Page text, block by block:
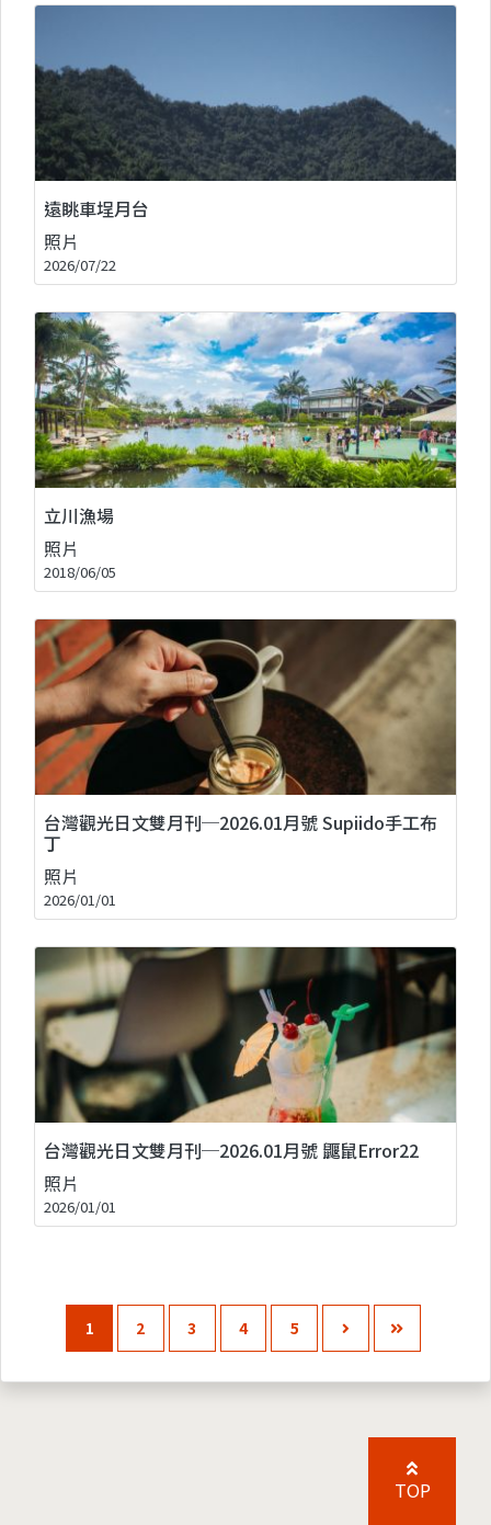
遠眺車埕月台
照片
2026/07/22
立川漁場
照片
2018/06/05
台灣觀光日文雙月刊─2026.01月號 Supiido手工布
丁
照片
2026/01/01
台灣觀光日文雙月刊─2026.01月號 鼴鼠Error22
照片
2026/01/01
1 2 3 4 5
TOP